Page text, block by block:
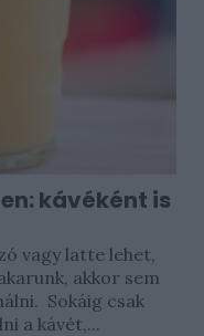
kávéként is
vagy latte lehet,
akkor sem
Sokáig csak
a kávét,...